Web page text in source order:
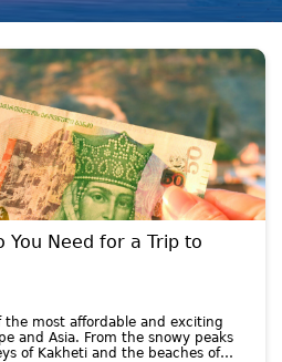
You Need for a Trip to
the most affordable and exciting
and Asia. From the snowy peaks
of Kakheti and the beaches of